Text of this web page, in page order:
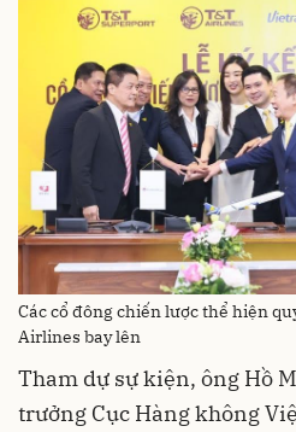
Các cổ đông chiến lược thể hiện
Airlines bay lên
Tham dự sự kiện, ông Hồ
trưởng Cục Hàng không